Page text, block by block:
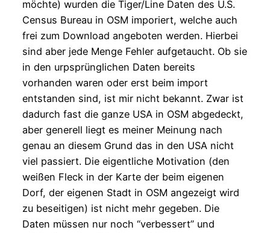
möchte) wurden die Tiger/Line Daten des U.S.
Census Bureau in OSM imporiert, welche auch
frei zum Download angeboten werden. Hierbei
sind aber jede Menge Fehler aufgetaucht. Ob sie
in den urpsprünglichen Daten bereits
vorhanden waren oder erst beim import
entstanden sind, ist mir nicht bekannt. Zwar ist
dadurch fast die ganze USA in OSM abgedeckt,
aber generell liegt es meiner Meinung nach
genau an diesem Grund das in den USA nicht
viel passiert. Die eigentliche Motivation (den
weißen Fleck in der Karte der beim eigenen
Dorf, der eigenen Stadt in OSM angezeigt wird
zu beseitigen) ist nicht mehr gegeben. Die
Daten müssen nur noch “verbessert” und